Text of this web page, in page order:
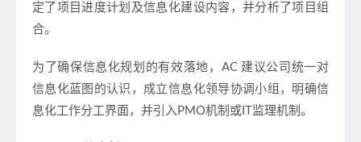
定了项目进度计划及信息化建设内容，并分析了项目组
合。
为了确保信息化规划的有效落地，AC 建议公司统一对
信息化蓝图的认识，成立信息化领导协调小组，明确信
息化工作分工界面，并引入PMO机制或IT监理机制。